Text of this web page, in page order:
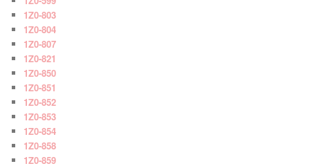
1Z0-803
1Z0-804
1Z0-807
1Z0-821
1Z0-850
1Z0-851
1Z0-852
1Z0-853
1Z0-854
1Z0-858
1Z0-859